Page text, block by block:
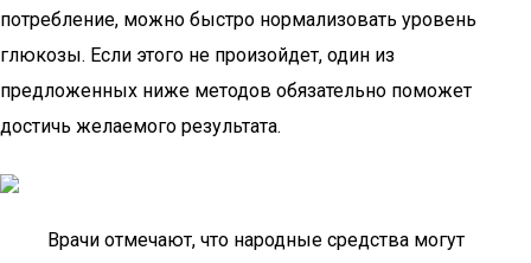
потребление, можно быстро нормализовать уровень
глюкозы. Если этого не произойдет, один из
предложенных ниже методов обязательно поможет
достичь желаемого результата.
Врачи отмечают, что народные средства могут